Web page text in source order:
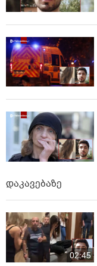
დაკავებაზე
02:45